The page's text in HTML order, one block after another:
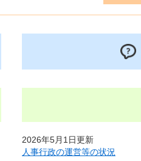
2026年5月1日更新
人事行政の運営等の状況